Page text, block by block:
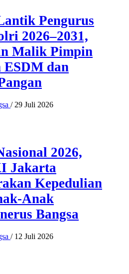
Pengurus
2026–2031,
Malik Pimpin
ESDM dan
/ 29 Juli 2026
2026,
Jakarta
Kepedulian
Anak
Bangsa
/ 12 Juli 2026